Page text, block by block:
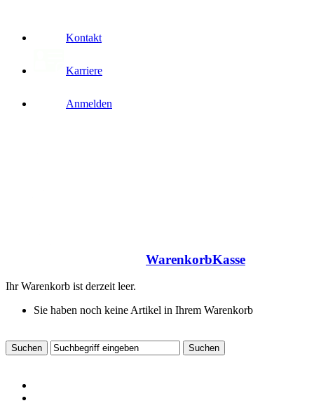
Kontakt
Karriere
Anmelden
WarenkorbKasse
Ihr Warenkorb ist derzeit leer.
Sie haben noch keine Artikel in Ihrem Warenkorb